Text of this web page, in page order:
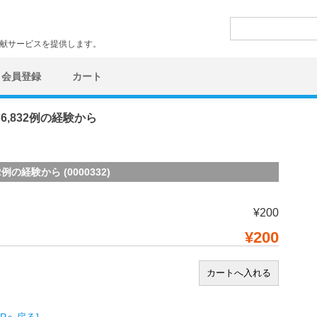
サービスを提供します。
検
会員登録 カート
例の経験から
の経験から (0000332)
¥200
¥200